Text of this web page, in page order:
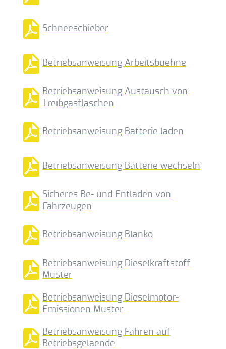
Schneeschieber
Betriebsanweisung Arbeitsbuehne
Betriebsanweisung Austausch von
Treibgasflaschen
Betriebsanweisung Batterie laden
Betriebsanweisung Batterie wechseln
Sicheres Be- und Entladen von
Fahrzeugen
Betriebsanweisung Blanko
Betriebsanweisung Dieselkraftstoff
Muster
Betriebsanweisung Dieselmotor-
Emissionen Muster
Betriebsanweisung Fahren auf
Betriebsgelaende